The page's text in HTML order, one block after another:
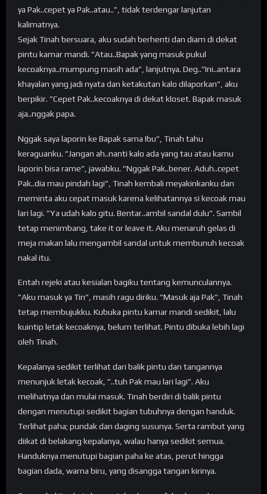
ya Pak..cepet ya Pak..atau..”, tidak terdengar lanjutan
kalimatnya.
Sejak Tinah bersuara, aku sudah berhenti dan diam di dekat
pintu kamar mandi. ”Atau..Bapak yang masuk pukul
kecoaknya..mumpung masih ada”, lanjutnya. Deg..”Ini..antara
khayalan yang jadi nyata dan ketakutan kalo dilaporkan”, aku
berpikir. ”Cepet Pak..kecoaknya di dekat kloset. Bapak masuk
aja..nggak papa.
Nggak saya laporin ke Bapak sama Ibu”, Tinah tahu
keraguanku. ”Jangan ah..nanti kalo ada yang tau atau kamu
laporin bisa rame”, jawabku. ”Nggak Pak..bener. Aduh..cepet
Pak..dia mau pindah lagi”, Tinah kembali meyakinkanku dan
meminta aku cepat masuk karena kelihatannya si kecoak mau
lari lagi. ”Ya udah kalo gitu. Bentar..ambil sandal dulu”. Sambil
tetap menimbang, take it or leave it. Aku menaruh gelas di
meja makan lalu mengambil sandal untuk membunuh kecoak
nakal itu.
Entah rejeki atau kesialan bagiku tentang kemunculannya.
”Aku masuk ya Tin”, masih ragu diriku. ”Masuk aja Pak”, Tinah
tetap membujukku. Kubuka pintu kamar mandi sedikit, lalu
kuintip letak kecoaknya, belum terlihat. Pintu dibuka lebih lagi
oleh Tinah.
Kepalanya sedikit terlihat dari balik pintu dan tangannya
menunjuk letak kecoak, ”..tuh Pak mau lari lagi”. Aku
melihatnya dan mulai masuk. Tinah berdiri di balik pintu
dengan menutupi sedikit bagian tubuhnya dengan handuk.
Terlihat paha; pundak dan daging susunya. Serta rambut yang
diikat di belakang kepalanya, walau hanya sedikit semua.
Handuknya menutupi bagian paha ke atas, perut hingga
bagian dada, warna biru, yang disangga tangan kirinya.